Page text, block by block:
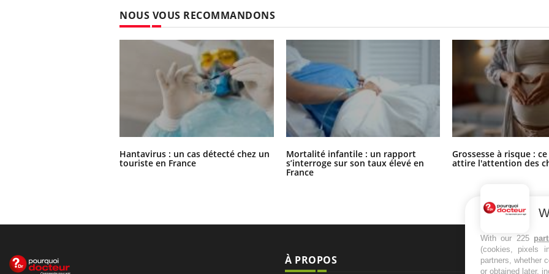
NOUS VOUS RECOMMANDONS
Hantavirus : un cas détecté chez un
touriste en France
Mortalité infantile : un rapport
s’interroge sur son taux élevé en
France
Grossesse à risque :
attire l'attention des
À PROPOS
With our 225
(cookies, pixels
partners, whether
or obtained later,